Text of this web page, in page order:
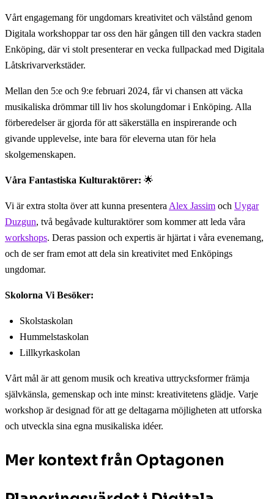
Vårt engagemang för ungdomars kreativitet och välstånd genom
Digitala workshoppar tar oss den här gången till den vackra staden
Enköping, där vi stolt presenterar en vecka fullpackad med Digitala
Låtskrivarverkstäder.
Mellan den 5:e och 9:e februari 2024, får vi chansen att väcka
musikaliska drömmar till liv hos skolungdomar i Enköping. Alla
förberedelser är gjorda för att säkerställa en inspirerande och
givande upplevelse, inte bara för eleverna utan för hela
skolgemenskapen.
Våra Fantastiska Kulturaktörer: 🌟
Vi är extra stolta över att kunna presentera Alex Jassim och Uygar
Duzgun, två begåvade kulturaktörer som kommer att leda våra
workshops. Deras passion och expertis är hjärtat i våra evenemang,
och de ser fram emot att dela sin kreativitet med Enköpings
ungdomar.
Skolorna Vi Besöker:
Skolstaskolan
Hummelstaskolan
Lillkyrkaskolan
Vårt mål är att genom musik och kreativa uttrycksformer främja
självkänsla, gemenskap och inte minst: kreativitetens glädje. Varje
workshop är designad för att ge deltagarna möjligheten att utforska
och utveckla sina egna musikaliska idéer.
Mer kontext från Optagonen